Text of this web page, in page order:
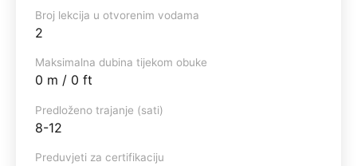
Broj lekcija u otvorenim vodama
2
Maksimalna dubina tijekom obuke
0 m / 0 ft
Predloženo trajanje (sati)
8-12
Preduvjeti za certifikaciju